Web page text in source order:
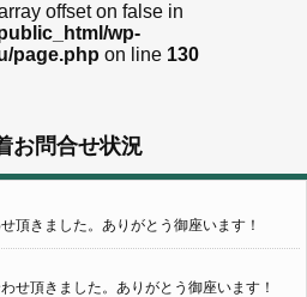
offset on false in
wp-
page.php on line 130
お問合せ状況
頂きました。ありがとう御座います！
せ頂きました。ありがとう御座います！